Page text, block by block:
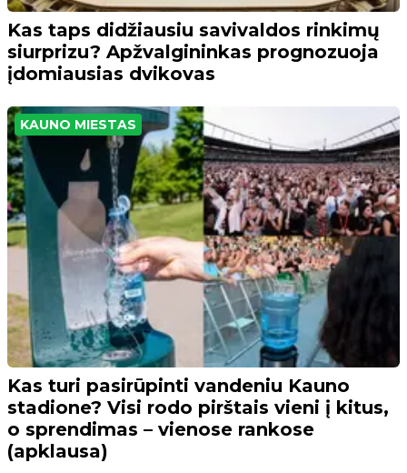
Kas taps didžiausiu savivaldos rinkimų
siurprizu? Apžvalgininkas prognozuoja
įdomiausias dvikovas
KAUNO MIESTAS
Kas turi pasirūpinti vandeniu Kauno
stadione? Visi rodo pirštais vieni į kitus,
o sprendimas – vienose rankose
(apklausa)